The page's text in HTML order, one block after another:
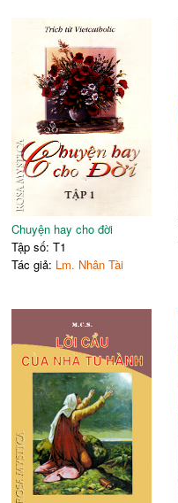
Chuyện hay cho đời
Tập số: T1
Tác giả: Lm. Nhân Tài